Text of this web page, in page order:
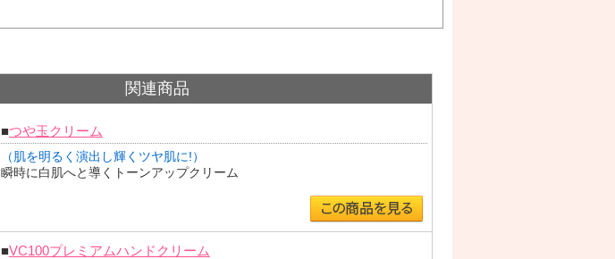
関連商品
■つや玉クリーム
（肌を明るく演出し輝くツヤ肌に!）
瞬時に白肌へと導くトーンアップクリーム
■VC100プレミアムハンドクリーム